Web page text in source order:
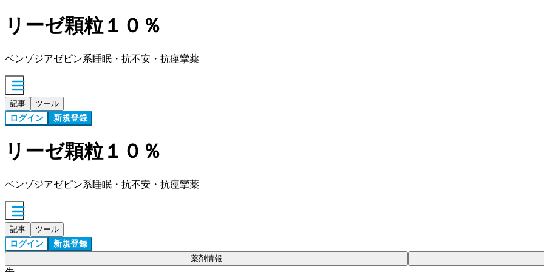
リーゼ顆粒１０％
ベンゾジアゼピン系睡眠・抗不安・抗痙攣薬
記事 ツール
ログイン 新規登録
リーゼ顆粒１０％
ベンゾジアゼピン系睡眠・抗不安・抗痙攣薬
記事 ツール
ログイン 新規登録
薬剤情報